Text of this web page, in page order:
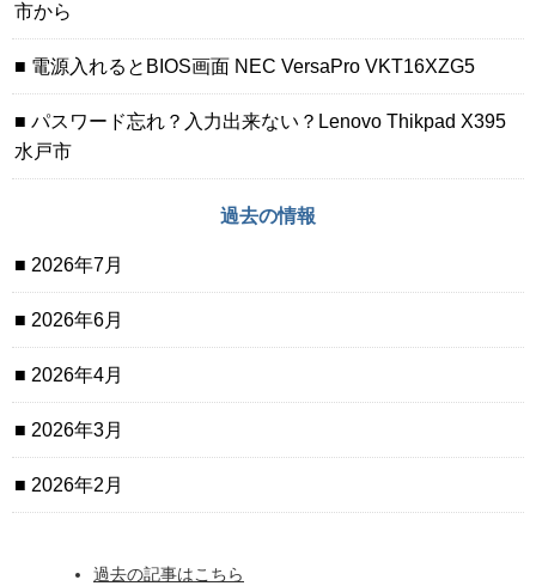
市から
電源入れるとBIOS画面 NEC VersaPro VKT16XZG5
パスワード忘れ？入力出来ない？Lenovo Thikpad X395
水戸市
過去の情報
2026年7月
2026年6月
2026年4月
2026年3月
2026年2月
過去の記事はこちら